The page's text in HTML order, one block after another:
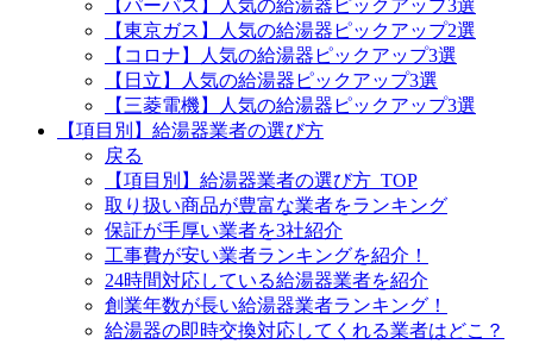
【パーパス】人気の給湯器ピックアップ3選
【東京ガス】人気の給湯器ピックアップ2選
【コロナ】人気の給湯器ピックアップ3選
【日立】人気の給湯器ピックアップ3選
【三菱電機】人気の給湯器ピックアップ3選
【項目別】給湯器業者の選び方
戻る
【項目別】給湯器業者の選び方_TOP
取り扱い商品が豊富な業者をランキング
保証が手厚い業者を3社紹介
工事費が安い業者ランキングを紹介！
24時間対応している給湯器業者を紹介
創業年数が長い給湯器業者ランキング！
給湯器の即時交換対応してくれる業者はどこ？